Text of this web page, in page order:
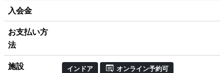
入会金
お支払い方
法
施設 インドア オンライン予約可